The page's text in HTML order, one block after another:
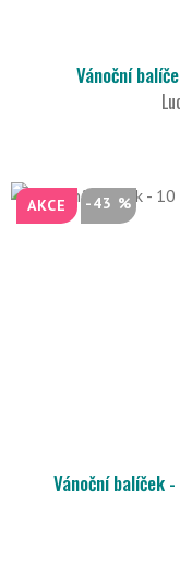
Vánoční
AKCE -43 %
Vánoční balíček